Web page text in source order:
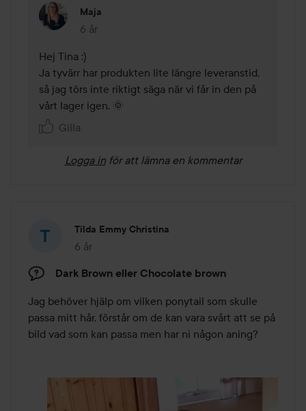
Maja
6 år
Kommentaren lades 6 år
Hej Tina :)
Ja tyvärr har produkten lite längre leveranstid,
så jag törs inte riktigt säga när vi får in den på
vårt lager igen. 🌞
Gilla
Logga in för att lämna en kommentar
Tilda Emmy Christina
6 år
Inlägget skapades 6 år
Dark Brown eller Chocolate brown
Jag behöver hjälp om vilken ponytail som skulle
passa mitt hår, förstår om de kan vara svårt att se på
bild vad som kan passa men har ni någon aning?